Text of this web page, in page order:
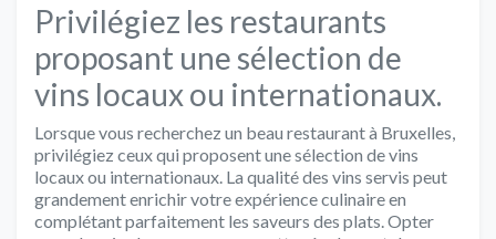
Privilégiez les restaurants
proposant une sélection de
vins locaux ou internationaux.
Lorsque vous recherchez un beau restaurant à Bruxelles,
privilégiez ceux qui proposent une sélection de vins
locaux ou internationaux. La qualité des vins servis peut
grandement enrichir votre expérience culinaire en
complétant parfaitement les saveurs des plats. Opter